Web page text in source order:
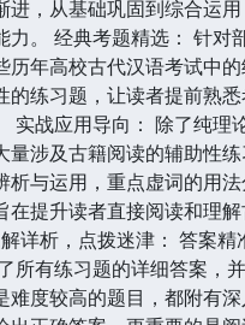
进，从基础巩固到综合运
力。 经典考题精选： 针对
历年高校古代汉语考试中的
的练习题，让读者提前熟悉
实战应用导向： 除了纯理
量涉及古籍阅读的辅助性
析与运用，重点虚词的用
在提升读者直接阅读和理
详析，点拨迷津： 答案精
所有练习题的详细答案，
度较高的题目，都附有深